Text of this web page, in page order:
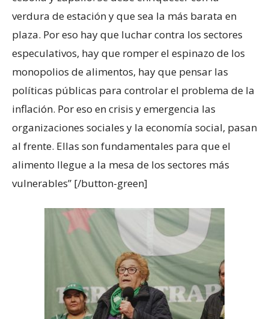
verdura de estación y que sea la más barata en
plaza. Por eso hay que luchar contra los sectores
especulativos, hay que romper el espinazo de los
monopolios de alimentos, hay que pensar las
políticas públicas para controlar el problema de la
inflación. Por eso en crisis y emergencia las
organizaciones sociales y la economía social, pasan
al frente. Ellas son fundamentales para que el
alimento llegue a la mesa de los sectores más
vulnerables” [/button-green]